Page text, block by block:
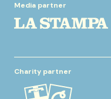
Media partner
Charity partner